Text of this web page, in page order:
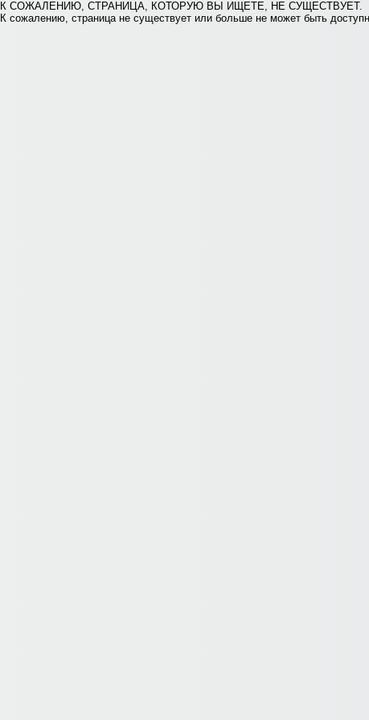
К СОЖАЛЕНИЮ, СТРАНИЦА, КОТОРУЮ ВЫ ИЩЕТЕ, НЕ СУЩЕСТВУЕТ.
К сожалению, страница не существует или больше не может быть